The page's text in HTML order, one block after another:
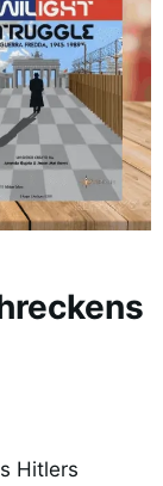
Hitlers